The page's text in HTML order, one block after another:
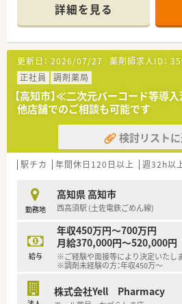
【店舗情報と応需状況について】
■後免町駅から車で6分ほどの立地
整っている活気ある調剤薬局です。
■内科や外科をはじめ多岐にわた
り60から70枚ほど応需しています。
■周辺の複数医療機関からの処方箋
者様の健康をしっかりと支えていま
【法人特徴について】
■患者様を第一に考えることを理
ッショナルとしての使命感を大切に
■地域に根ざしたクリニックの門
い、地域住民の健康づくりを支援し
現場の声を反映しやすい風通しの良
【勤務実態について】
■営業時間は平日が17時30分まで
っており、無理のない勤務が可能です
■完全週休2日制をベースに年間休
事とプライベートの充実を両立でき
ことがないようしっかり管理されて
詳細を見る
更新日： 2026/07/27 薬剤師求人ID：
正社員
調剤薬局
【高知市】≪二次元バーコード等
他店舗でのご相談も可能です
検討リスト
駅チカ 年間休日120日以上 週32h以
勤務地
高知県 高知市
西高須駅 (土佐電鉄ごめん線)
給与
年収450万円～700万円
月給370,000円～520,000円
※ご経験や面接等により決定いたし
※調剤未経験の方：年収450万～
株式会社Yell Pharmacy